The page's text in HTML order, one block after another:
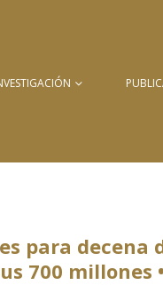
para
700 millones